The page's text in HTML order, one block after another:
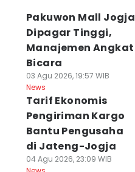
Pakuwon Mall Jogja
Dipagar Tinggi,
Manajemen Angkat
Bicara
03 Agu 2026, 19:57 WIB
News
Tarif Ekonomis
Pengiriman Kargo
Bantu Pengusaha
di Jateng-Jogja
04 Agu 2026, 23:09 WIB